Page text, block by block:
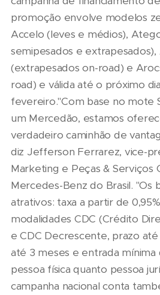
promoção envolve modelos
Accelo (leves e médios),
semipesados e extrapesados),
(extrapesados on-road) e
road) e válida até o próximo
fevereiro."Com base no mote
um Mercedão, estamos
verdadeiro caminhão de
diz Jefferson Ferrarez, vice-
Marketing e Peças & Serviços
Mercedes-Benz do Brasil. "Os
atrativos: taxa a partir de
modalidades CDC (Crédito
e CDC Decrescente, prazo
até 3 meses e entrada mínima
pessoa física quanto pessoa
campanha nacional conta